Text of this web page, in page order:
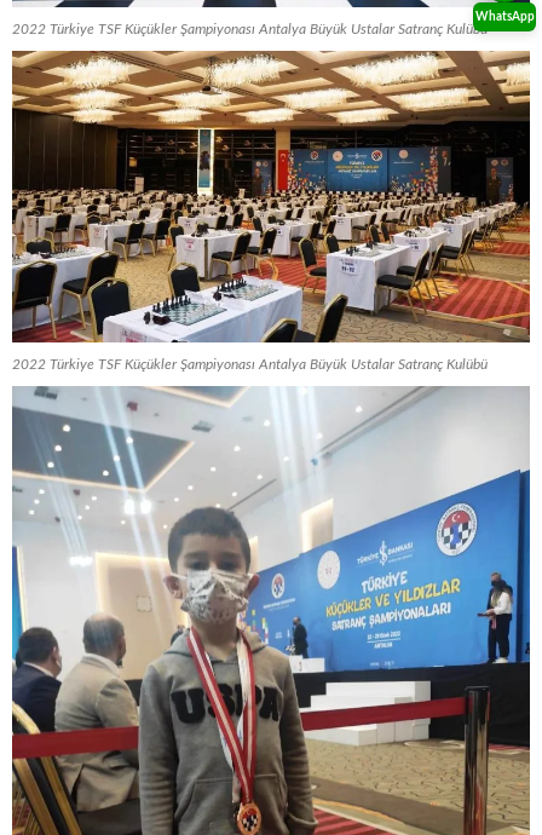
2022 Türkiye TSF Küçükler Şampiyonası Antalya Büyük Ustalar Satranç Kulübü
2022 Türkiye TSF Küçükler Şampiyonası Antalya Büyük Ustalar Satranç Kulübü
WhatsApp